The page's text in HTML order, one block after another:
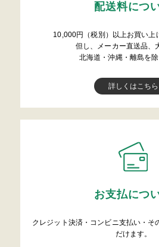
配送料につ
10,000円（税別）以上お買い上
但し、メーカー直送品、
北海道・沖縄・離島を除
詳しくはこちら
お支払につ
クレジット決済・コンビニ支払い・そ
だけます。